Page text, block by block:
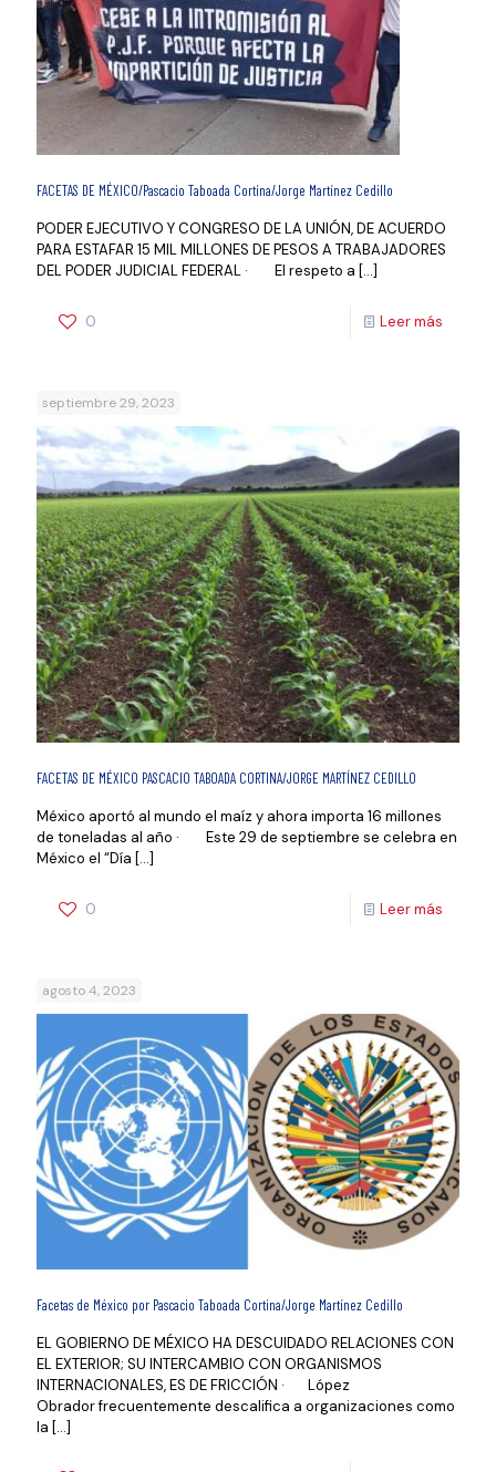
FACETAS DE MÉXICO/Pascacio Taboada Cortina/Jorge Martínez Cedillo
PODER EJECUTIVO Y CONGRESO DE LA UNIÓN, DE ACUERDO
PARA ESTAFAR 15 MIL MILLONES DE PESOS A TRABAJADORES
DEL PODER JUDICIAL FEDERAL · El respeto a […]
0 Leer más
septiembre 29, 2023
FACETAS DE MÉXICO PASCACIO TABOADA CORTINA/JORGE MARTÍNEZ CEDILLO
México aportó al mundo el maíz y ahora importa 16 millones
de toneladas al año · Este 29 de septiembre se celebra en
México el “Día […]
0 Leer más
agosto 4, 2023
Facetas de México por Pascacio Taboada Cortina/Jorge Martínez Cedillo
EL GOBIERNO DE MÉXICO HA DESCUIDADO RELACIONES CON
EL EXTERIOR; SU INTERCAMBIO CON ORGANISMOS
INTERNACIONALES, ES DE FRICCIÓN · López
Obrador frecuentemente descalifica a organizaciones como
la […]